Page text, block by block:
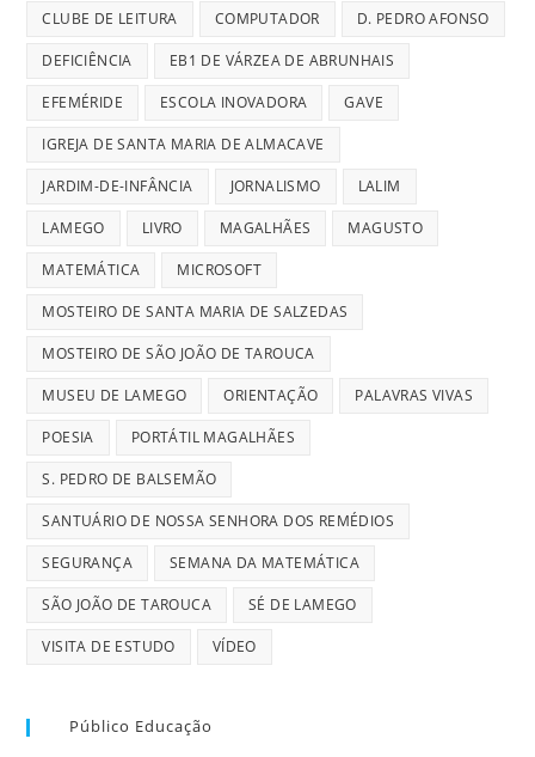
CLUBE DE LEITURA COMPUTADOR D. PEDRO AFONSO
DEFICIÊNCIA EB1 DE VÁRZEA DE ABRUNHAIS
EFEMÉRIDE ESCOLA INOVADORA GAVE
IGREJA DE SANTA MARIA DE ALMACAVE
JARDIM-DE-INFÂNCIA JORNALISMO LALIM
LAMEGO LIVRO MAGALHÃES MAGUSTO
MATEMÁTICA MICROSOFT
MOSTEIRO DE SANTA MARIA DE SALZEDAS
MOSTEIRO DE SÃO JOÃO DE TAROUCA
MUSEU DE LAMEGO ORIENTAÇÃO PALAVRAS VIVAS
POESIA PORTÁTIL MAGALHÃES
S. PEDRO DE BALSEMÃO
SANTUÁRIO DE NOSSA SENHORA DOS REMÉDIOS
SEGURANÇA SEMANA DA MATEMÁTICA
SÃO JOÃO DE TAROUCA SÉ DE LAMEGO
VISITA DE ESTUDO VÍDEO
Público Educação